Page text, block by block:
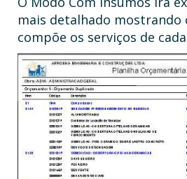
mais detalhado mostrando
compõe os serviços de